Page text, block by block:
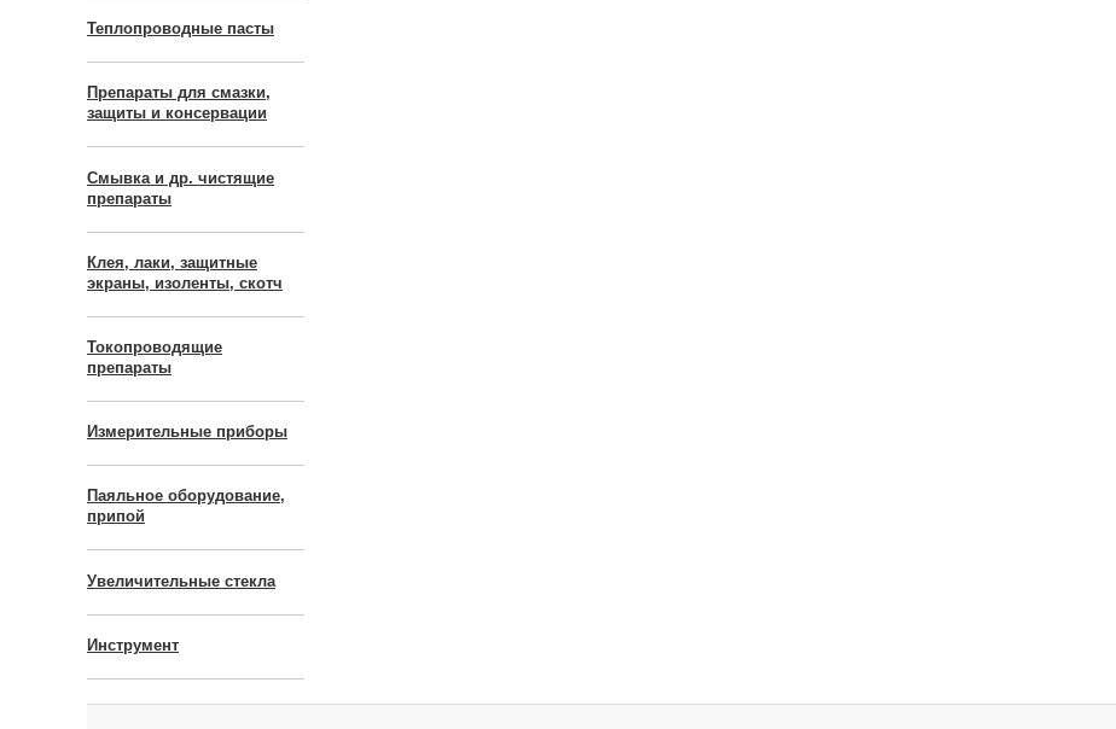
Теплопроводные пасты
Препараты для смазки,
защиты и консервации
Смывка и др. чистящие
препараты
Клея, лаки, защитные
экраны, изоленты, скотч
Токопроводящие
препараты
Измерительные приборы
Паяльное оборудование,
припой
Увеличительные стекла
Инструмент